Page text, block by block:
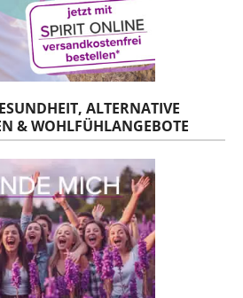
ALTERNATIVE
& WOHLFÜHLANGEBOTE